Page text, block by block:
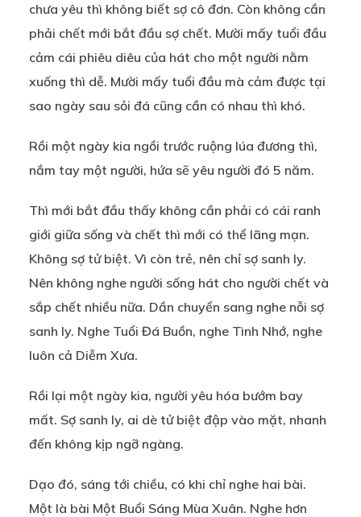
chưa yêu thì không biết sợ cô đơn. Còn không cần
phải chết mới bắt đầu sợ chết. Mười mấy tuổi đầu
cảm cái phiêu diêu của hát cho một người nằm
xuống thì dễ. Mười mấy tuổi đầu mà cảm được tại
sao ngày sau sỏi đá cũng cần có nhau thì khó.
Rồi một ngày kia ngồi trước ruộng lúa đương thì,
nắm tay một người, hứa sẽ yêu người đó 5 năm.
Thì mới bắt đầu thấy không cần phải có cái ranh
giới giữa sống và chết thì mới có thể lãng mạn.
Không sợ tử biệt. Vì còn trẻ, nên chỉ sợ sanh ly.
Nên không nghe người sống hát cho người chết và
sắp chết nhiều nữa. Dần chuyển sang nghe nỗi sợ
sanh ly. Nghe Tuổi Đá Buồn, nghe Tình Nhớ, nghe
luôn cả Diễm Xưa.
Rồi lại một ngày kia, người yêu hóa bướm bay
mất. Sợ sanh ly, ai dè tử biệt đập vào mặt, nhanh
đến không kịp ngỡ ngàng.
Dạo đó, sáng tới chiều, có khi chỉ nghe hai bài.
Một là bài Một Buổi Sáng Mùa Xuân. Nghe hơn